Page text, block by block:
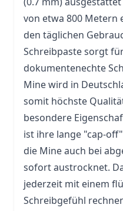
von etwa 800 Metern
den täglichen
Schreibpaste sorgt
dokumentenechte
Mine wird in
somit höchste
besondere
ist ihre lange "cap-
die Mine auch bei
sofort austrocknet.
jederzeit mit einem
Schreibgefühl